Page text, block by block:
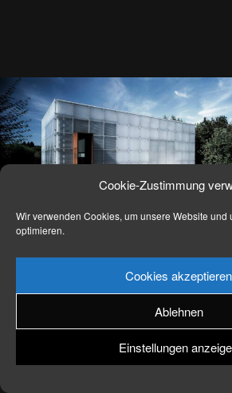
Cookie-Zustimmung
Wir verwenden Cookies, um unsere Website und
optimieren.
Cookies akzeptieren
Ablehnen
Einstellungen
Kontakt
Kontakt